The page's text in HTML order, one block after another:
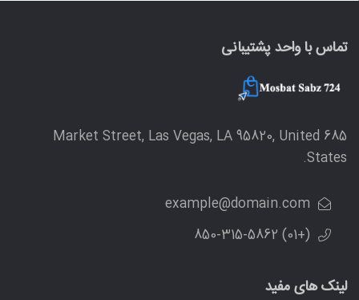
تماس با واحد پشتیبانی
685 Market Street, Las Vegas, LA 95820, United
States.
example@domain.com
(+01) 850-315-5862
لینک های مفید